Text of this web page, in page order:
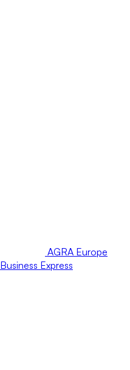
AGRA Europe
Business Express